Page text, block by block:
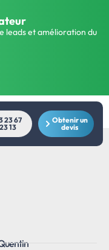
leads et amélioration du
23 67
23 13
Obtenir un
devis